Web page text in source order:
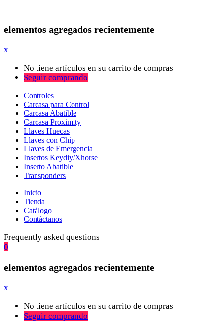
elementos agregados recientemente
x
No tiene artículos en su carrito de compras
Seguir comprando
Controles
Carcasa para Control
Carcasa Abatible
Carcasa Proximity
Llaves Huecas
Llaves con Chip
Llaves de Emergencia
Insertos Keydiy/Xhorse
Inserto Abatible
Transponders
Inicio
Tienda
Catálogo
Contáctanos
Frequently asked questions
0
elementos agregados recientemente
x
No tiene artículos en su carrito de compras
Seguir comprando